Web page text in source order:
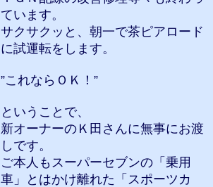
ています。
サクサクッと、朝一で茶ピアロード
に試運転をします。
”これならＯＫ！”
ということで、
新オーナーのＫ田さんに無事にお渡
しです。
ご本人もスーパーセブンの「乗用
車」とはかけ離れた「スポーツカ